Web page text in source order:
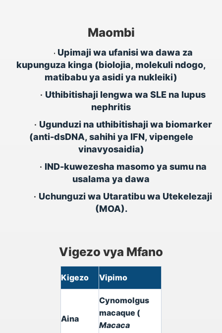
Maombi
• Upimaji wa ufanisi wa dawa za
kupunguza kinga (biolojia, molekuli ndogo,
matibabu ya asidi ya nukleiki)
• Uthibitishaji lengwa wa SLE na lupus
nephritis
• Ugunduzi na uthibitishaji wa biomarker
(anti-dsDNA, sahihi ya IFN, vipengele
vinavyosaidia)
• IND-kuwezesha masomo ya sumu na
usalama ya dawa
• Uchunguzi wa Utaratibu wa Utekelezaji
(MOA).
Vigezo vya Mfano
Kigezo Vipimo
Aina
Cynomolgus
macaque (
Macaca